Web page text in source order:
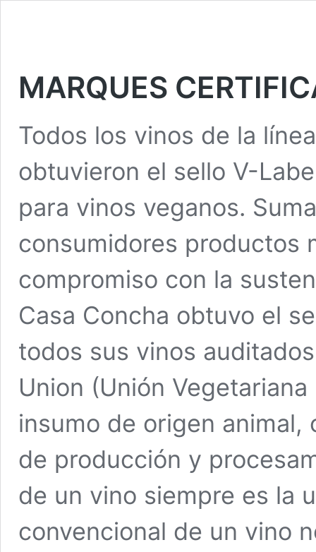
MARQUES
Todos los vinos de la
obtuvieron el sello V-
para vinos veganos.
consumidores productos
compromiso con la
Casa Concha obtuvo el
todos sus vinos
Union (Unión
insumo de origen
de producción y
de un vino siempre es la
convencional de un vino